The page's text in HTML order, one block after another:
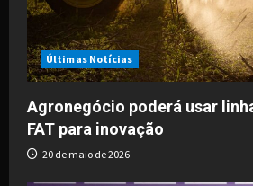
Últimas Notícias
Agronegócio poderá usar
FAT para inovação
20 de maio de 2026